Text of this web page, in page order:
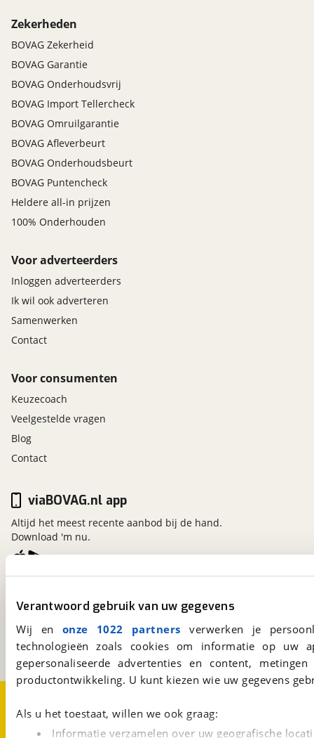
Verantwoord gebruik van uw gegevens
Wij en onze 1022 partners verwerken je
technologieën zoals cookies om informatie op
gepersonaliseerde advertenties en content,
productontwikkeling. U kunt kiezen wie uw gegevens
Als u het toestaat, willen we ook graag:
Informatie verzamelen over uw geografische
Zekerheden
BOVAG Zekerheid
BOVAG Garantie
BOVAG Onderhoudsvrij
BOVAG Import Tellercheck
BOVAG Omruilgarantie
BOVAG Afleverbeurt
BOVAG Onderhoudsbeurt
BOVAG Puntencheck
Heldere all-in prijzen
100% Onderhouden
Voor adverteerders
Inloggen adverteerders
Ik wil ook adverteren
Samenwerken
Contact
Voor consumenten
Keuzecoach
Veelgestelde vragen
Blog
Contact
Kosterijland15
Een initiatief van
BOVAG
viaBOVAG.nl app
Altijd het meest recente aanbod bij de hand.
Download 'm nu.
CookievoorkeurenVacatures